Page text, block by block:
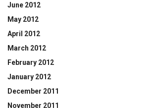
June 2012
May 2012
April 2012
March 2012
February 2012
January 2012
December 2011
November 2011